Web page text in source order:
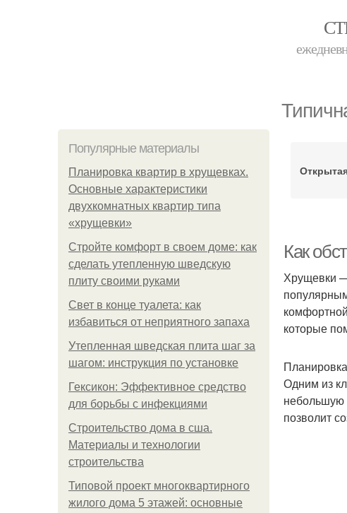
Популярные материалы
Планировка квартир в хрущевках.
Основные характеристики
двухкомнатных квартир типа
«хрущевки»
Стройте комфорт в своем доме: как
сделать утепленную шведскую
плиту своими руками
Свет в конце туалета: как
избавиться от неприятного запаха
Утепленная шведская плита шаг за
шагом: инструкция по установке
Гексикон: Эффективное средство
для борьбы с инфекциями
Строительство дома в сша.
Материалы и технологии
строительства
Типовой проект многоквартирного
жилого дома 5 этажей: основные
Как
Хрущевки
которые
Одним из
небольшую
позволит